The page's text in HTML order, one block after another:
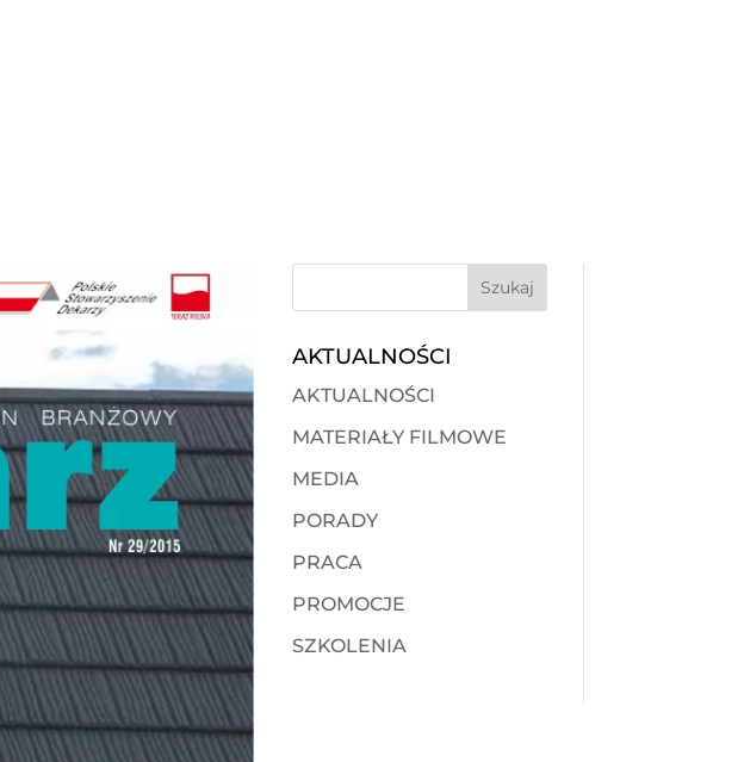
AKTUALNOŚCI
AKTUALNOŚCI
MATERIAŁY FILMOWE
MEDIA
PORADY
PRACA
PROMOCJE
SZKOLENIA